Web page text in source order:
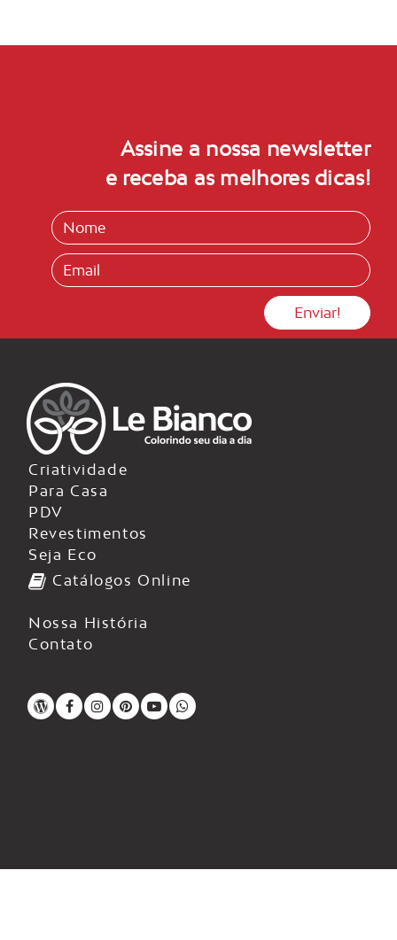
Assine a nossa newsletter
e receba as melhores dicas!
Criatividade
Para Casa
PDV
Revestimentos
Seja Eco
Catálogos Online
Nossa História
Contato